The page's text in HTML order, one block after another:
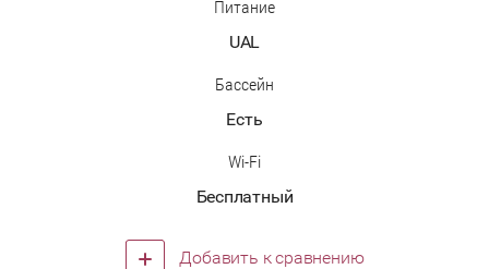
Питание
UAL
Бассейн
Есть
Wi-Fi
Бесплатный
Добавить к сравнению